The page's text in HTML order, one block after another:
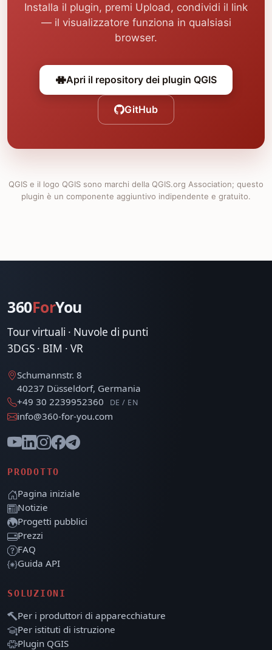
Installa il plugin, premi Upload, condividi il link
— il visualizzatore funziona in qualsiasi
browser.
Apri il repository dei plugin QGIS
GitHub
QGIS e il logo QGIS sono marchi della QGIS.org Association; questo
plugin è un componente aggiuntivo indipendente e gratuito.
360ForYou
Tour virtuali · Nuvole di punti
3DGS · BIM · VR
Schumannstr. 8
40237 Düsseldorf, Germania
+49 30 2239952360
DE / EN
info@360-for-you.com
PRODOTTO
Pagina iniziale
Notizie
Progetti pubblici
Prezzi
FAQ
Guida API
SOLUZIONI
Per i produttori di apparecchiature
Per istituti di istruzione
Plugin QGIS